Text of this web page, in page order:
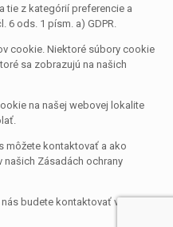
tie z kategórií preferencie a
6 ods. 1 písm. a) GDPR.
cookie. Niektoré súbory cookie
sa zobrazujú na našich
na našej webovej lokalite
môžete kontaktovať a ako
našich Zásadách ochrany
budete kontaktovať v súvislosti